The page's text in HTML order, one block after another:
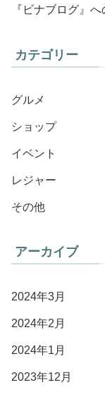
『ビナブログ』
カテゴリー
グルメ
ショップ
イベント
レジャー
その他
アーカイブ
2024年3月
2024年2月
2024年1月
2023年12月